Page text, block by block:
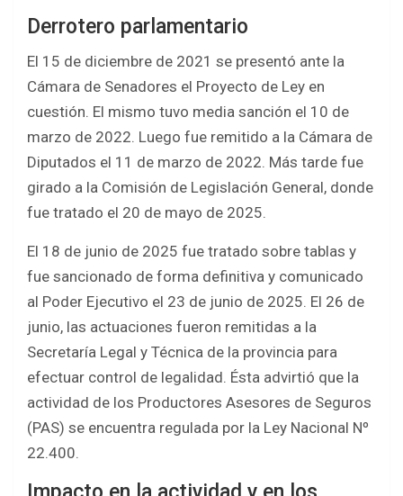
Derrotero parlamentario
El 15 de diciembre de 2021 se presentó ante la
Cámara de Senadores el Proyecto de Ley en
cuestión. El mismo tuvo media sanción el 10 de
marzo de 2022. Luego fue remitido a la Cámara de
Diputados el 11 de marzo de 2022. Más tarde fue
girado a la Comisión de Legislación General, donde
fue tratado el 20 de mayo de 2025.
El 18 de junio de 2025 fue tratado sobre tablas y
fue sancionado de forma definitiva y comunicado
al Poder Ejecutivo el 23 de junio de 2025. El 26 de
junio, las actuaciones fueron remitidas a la
Secretaría Legal y Técnica de la provincia para
efectuar control de legalidad. Ésta advirtió que la
actividad de los Productores Asesores de Seguros
(PAS) se encuentra regulada por la Ley Nacional Nº
22.400.